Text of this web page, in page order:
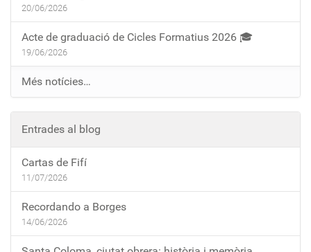
20/06/2026
Acte de graduació de Cicles Formatius 2026 🎓
19/06/2026
Més notícies…
Entrades al blog
Cartas de Fifí
11/07/2026
Recordando a Borges
14/06/2026